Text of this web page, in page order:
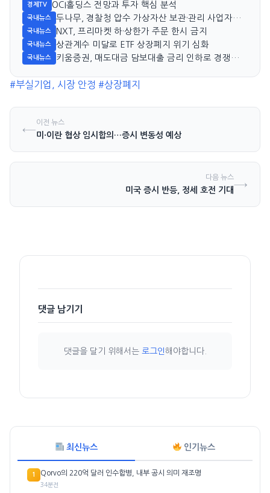
경제TV OCI홀딩스 전망과 투자 핵심 분석
국내뉴스
두나무, 경찰청 압수 가상자산 보관·관리 사업자로
선정
국내뉴스 NXT, 프리마켓 하·상한가 주문 한시 금지
국내뉴스 상관계수 미달로 ETF 상장폐지 위기 심화
국내뉴스
키움증권, 매도대금 담보대출 금리 인하로 경쟁력
#부실기업, 시장 안정 #상장폐지
←이전 뉴스
미·이란 협상 임시합의…증시 변동성 예상
다음 뉴스
미국 증시 반등, 정세 호전 기대→
댓글 남기기
댓글을 달기 위해서는 로그인해야합니다.
최신뉴스 인기뉴스
1 Qorvo의 220억 달러 인수합병, 내부 공시 의미 재조명
34분전